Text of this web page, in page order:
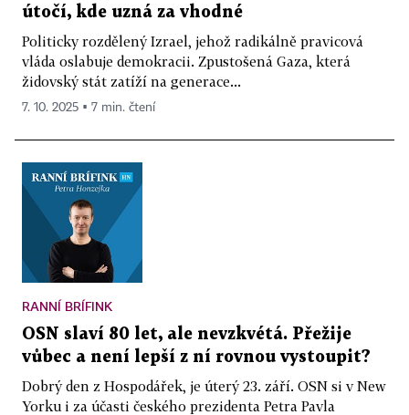
útočí, kde uzná za vhodné
Politicky rozdělený Izrael, jehož radikálně pravicová
vláda oslabuje demokracii. Zpustošená Gaza, která
židovský stát zatíží na generace...
7. 10. 2025 ▪ 7 min. čtení
RANNÍ BRÍFINK
OSN slaví 80 let, ale nevzkvétá. Přežije
vůbec a není lepší z ní rovnou vystoupit?
Dobrý den z Hospodářek, je úterý 23. září. OSN si v New
Yorku i za účasti českého prezidenta Petra Pavla